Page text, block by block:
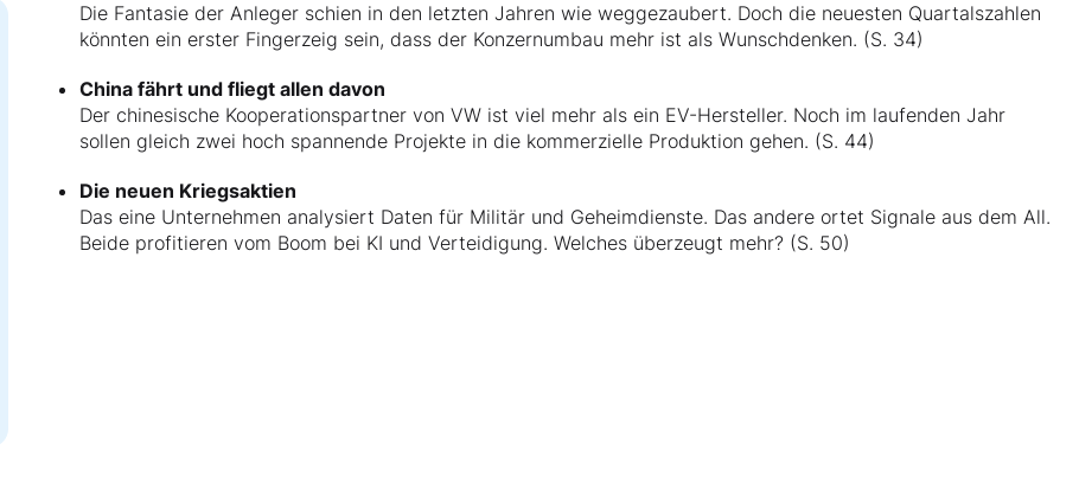
Die Fantasie der Anleger schien in den letzten Jahren wie weggezaubert. Doch die neuesten Quartalszahlen
könnten ein erster Fingerzeig sein, dass der Konzernumbau mehr ist als Wunschdenken. (S. 34)
China fährt und fliegt allen davon
Der chinesische Kooperationspartner von VW ist viel mehr als ein EV-Hersteller. Noch im laufenden Jahr
sollen gleich zwei hoch spannende Projekte in die kommerzielle Produktion gehen. (S. 44)
Die neuen Kriegsaktien
Das eine Unternehmen analysiert Daten für Militär und Geheimdienste. Das andere ortet Signale aus dem All.
Beide profitieren vom Boom bei KI und Verteidigung. Welches überzeugt mehr? (S. 50)